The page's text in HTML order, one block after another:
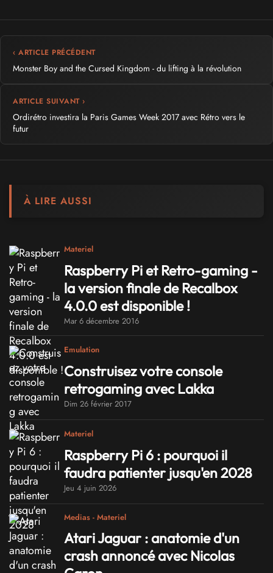
‹ ARTICLE PRÉCÉDENT
Monster Boy and the Cursed Kingdom - du lifting à la révolution
ARTICLE SUIVANT ›
Ordirétro investira la Paris Games Week 2017 avec Rétro vers le
futur
À LIRE AUSSI
Materiel
Raspberry Pi et Retro-gaming -
la version finale de Recalbox
4.0.0 est disponible !
Mar 6 décembre 2016
Emulation
Construisez votre console
retrogaming avec Lakka
Dim 26 février 2017
Materiel
Raspberry Pi 6 : pourquoi il
faudra patienter jusqu'en 2028
Jeu 4 juin 2026
Medias - Materiel
Atari Jaguar : anatomie d'un
crash annoncé avec Nicolas